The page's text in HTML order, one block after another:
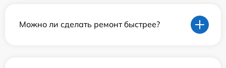
Можно ли сделать ремонт быстрее?